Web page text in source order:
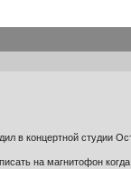
в концертной студии
на магнитофон